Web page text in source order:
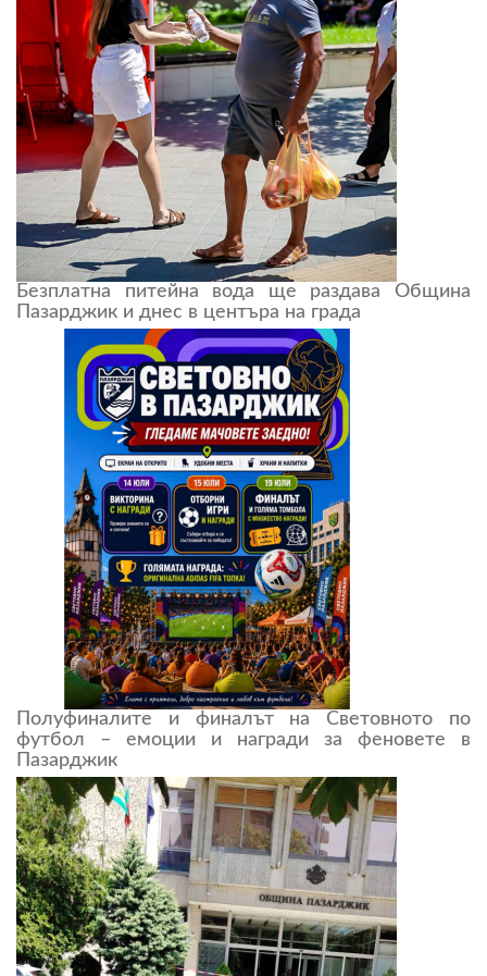
Безплатна питейна вода ще раздава Община
Пазарджик и днес в центъра на града
Полуфиналите и финалът на Световното по
футбол – емоции и награди за феновете в
Пазарджик